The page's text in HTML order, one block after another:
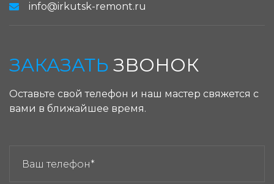
info@irkutsk-remont.ru
ЗАКАЗАТЬ ЗВОНОК
Оставьте свой телефон и наш мастер свяжется с
вами в ближайшее время.